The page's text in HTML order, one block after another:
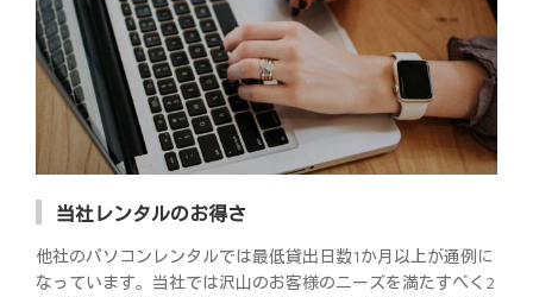
当社レンタルのお得さ
他社のパソコンレンタルでは最低貸出日数1か月以上が通例に
なっています。当社では沢山のお客様のニーズを満たすべく2